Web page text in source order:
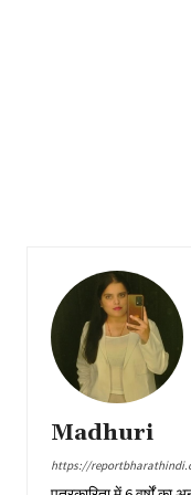
Madhuri
https://